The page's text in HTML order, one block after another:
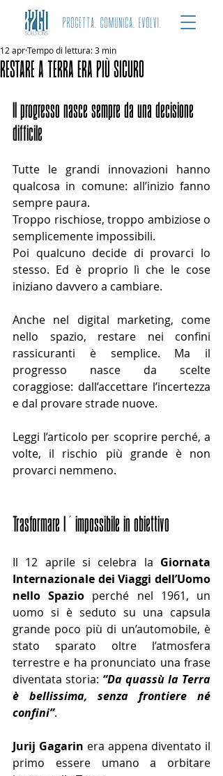
RESTARE A TERRA ERA PIÙ SICURO
12 aprTempo di lettura: 3 min
Il progresso nasce sempre da una decisione
difficile
Tutte le grandi innovazioni hanno
qualcosa in comune: all’inizio fanno
sempre paura.
Troppo rischiose, troppo ambiziose o
semplicemente impossibili.
Poi qualcuno decide di provarci lo
stesso. Ed è proprio lì che le cose
iniziano davvero a cambiare.
Anche nel digital marketing, come
nello spazio, restare nei confini
rassicuranti è semplice. Ma il
progresso nasce da scelte
coraggiose: dall’accettare l’incertezza
e dal provare strade nuove.
Leggi l’articolo per scoprire perché, a
volte, il rischio più grande è non
provarci nemmeno.
Trasformare l’impossibile in obiettivo
Il 12 aprile si celebra la Giornata
Internazionale dei Viaggi dell’Uomo
nello Spazio perché nel 1961, un
uomo si è seduto su una capsula
grande poco più di un’automobile, è
stato sparato oltre l’atmosfera
terrestre e ha pronunciato una frase
diventata storia: “Da quassù la Terra
è bellissima, senza frontiere né
confini”.
Jurij Gagarin era appena diventato il
primo essere umano a orbitare